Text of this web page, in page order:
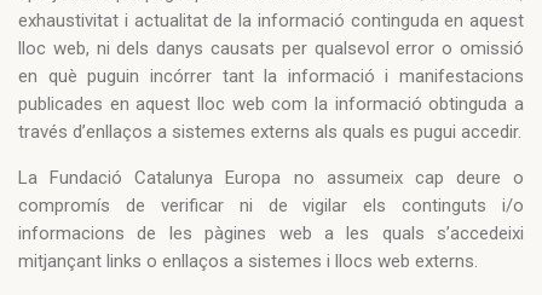
exhaustivitat i actualitat de la informació continguda en aquest
lloc web, ni dels danys causats per qualsevol error o omissió
en què puguin incórrer tant la informació i manifestacions
publicades en aquest lloc web com la informació obtinguda a
través d’enllaços a sistemes externs als quals es pugui accedir.
La Fundació Catalunya Europa no assumeix cap deure o
compromís de verificar ni de vigilar els continguts i/o
informacions de les pàgines web a les quals s’accedeixi
mitjançant links o enllaços a sistemes i llocs web externs.